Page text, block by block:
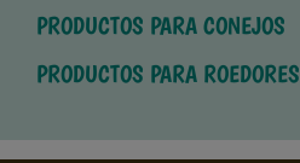
PRODUCTOS PARA CONEJOS
PRODUCTOS PARA ROEDORES